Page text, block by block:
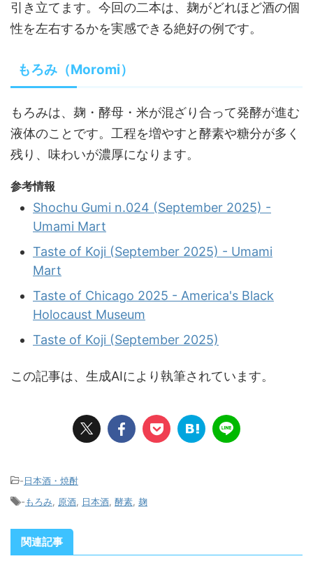
引き立てます。今回の二本は、麹がどれほど酒の個
性を左右するかを実感できる絶好の例です。
もろみ（Moromi）
もろみは、麹・酵母・米が混ざり合って発酵が進む
液体のことです。工程を増やすと酵素や糖分が多く
残り、味わいが濃厚になります。
参考情報
Shochu Gumi n.024 (September 2025) -
Umami Mart
Taste of Koji (September 2025) - Umami
Mart
Taste of Chicago 2025 - America's Black
Holocaust Museum
Taste of Koji (September 2025)
この記事は、生成AIにより執筆されています。
-日本酒・焼酎
-もろみ 原酒 日本酒 酵素 麹
関連記事